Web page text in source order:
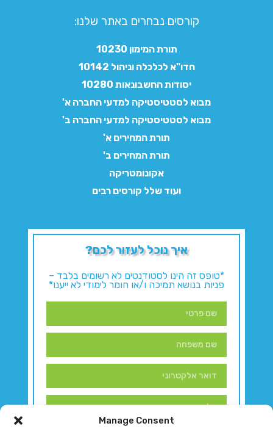
Manage Consent
קורסים נבחרים באתר שלנו:​
תורת המימון 10230
חדו"א לכלכלה וניהול 10142
יסודות החשבונאות 10280
מבוא לסטטיסטיקה למדעי החברה א'
מבוא לסטטיסטיקה למדעי החברה ב'
תורת המחירים א'
תורת המחירים ב'
אקונומטריקה
ועוד שלל קורסים רבים
איך נוכל לעזור לכם?
*טופס זה הינו לסטודנטים לא רשומים בלבד –
פניות בנושא תמיכה ו/או חומר לימודי לא ייענו*